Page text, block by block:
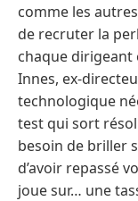
comme les
de recruter la
chaque dirigeant
Innes, ex-
technologique
test qui sort
besoin de briller
d’avoir repassé
joue sur… une